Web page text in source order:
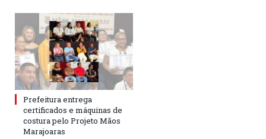
Prefeitura entrega
certificados e máquinas de
costura pelo Projeto Mãos
Marajoaras